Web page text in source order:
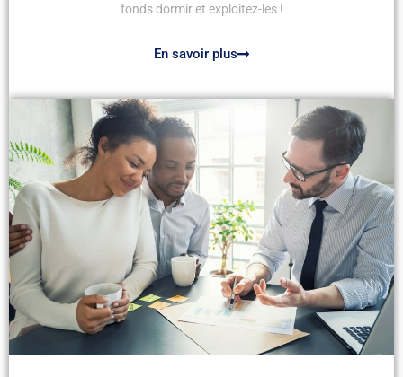
fonds dormir et exploitez-les !
En savoir plus